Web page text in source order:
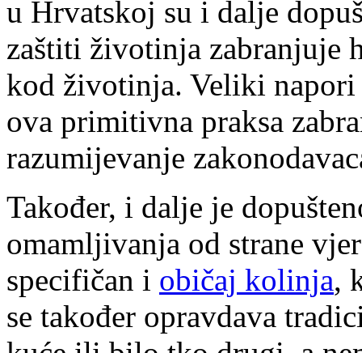
u Hrvatskoj su i dalje
zaštiti životinja zabranjuje
kod životinja. Veliki
ova primitivna praksa
razumijevanje
Također, i dalje je
omamljivanja od strane
specifičan i običaj kolinja,
se također opravdava